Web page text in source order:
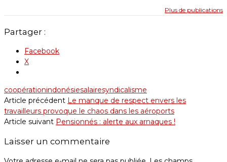
Plus de publications
Partager :
Facebook
X
coopérationindonésiesalairesyndicalisme
Article précédent Le manque de respect envers les
travailleurs provoque le chaos dans les aéroports
Article suivant Pensionnés : alerte aux arnaques !
Laisser un commentaire